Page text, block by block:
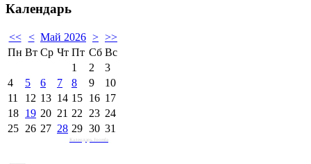
Календарь
<< < Май 2026 > >>
Пн Вт Ср Чт Пт Сб Вс
1
2
3
4
5 6 7 8 9
10
11
12 13 14 15 16 17
18 19 20 21 22 23 24
25 26 27 28 29 30 31
Календарь Joomla